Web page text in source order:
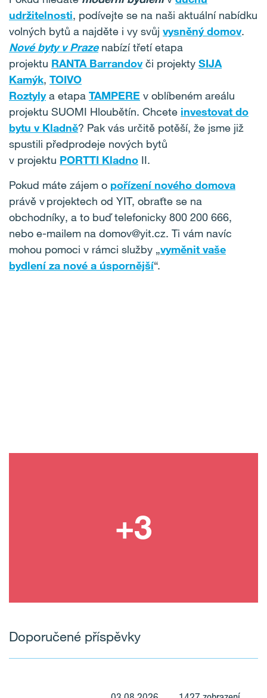
udržitelnosti, podívejte se na naši aktuální nabídku
volných bytů a najděte i vy svůj vysněný domov.
Nové byty v Prazenabízí třetí etapa
projektu RANTA Barrandovči projekty SIJA
Kamýk, TOIVO
Roztylya etapa TAMPERE v oblíbeném areálu
projektu SUOMI Hloubětín. Chcete investovat do
bytu v Kladně? Pak vás určitě potěší, že jsme již
spustili předprodeje nových bytů
v projektu PORTTI Kladno II.
Pokud máte zájem o pořízení nového domova
právě v projektech od YIT, obraťte se na
obchodníky, a to buď telefonicky 800 200 666,
nebo e-mailem na domov@yit.cz. Ti vám navíc
mohou pomoci v rámci služby „vyměnit vaše
bydlení za nové a úspornější“.
Doporučené příspěvky